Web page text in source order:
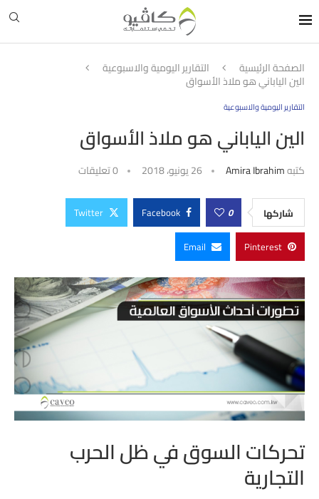
الصفحة الرئيسية التقارير اليومية والاسبوعية
الين الياباني هو ملاذ الأسواق
التقارير اليومية والاسبوعية
الين الياباني هو ملاذ الأسواق
كتبهAmira Ibrahim 26 يونيو، 2018 0 تعليقات
شاركها 0
Facebook
Twitter
Pinterest
Email
تحركات السوق في ظل الحرب
التجارية